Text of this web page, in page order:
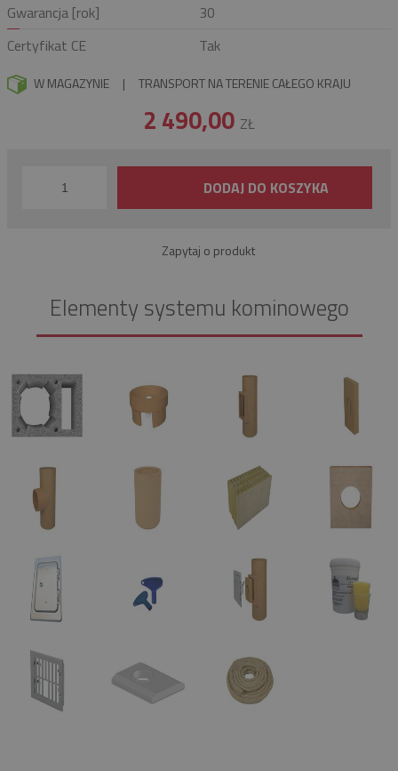
Gwarancja [rok]
30
Certyfikat CE
Tak
W MAGAZYNIE | TRANSPORT NA TERENIE CAŁEGO KRAJU
2 490,00 ZŁ
DODAJ DO KOSZYKA
Zapytaj o produkt
Elementy systemu kominowego